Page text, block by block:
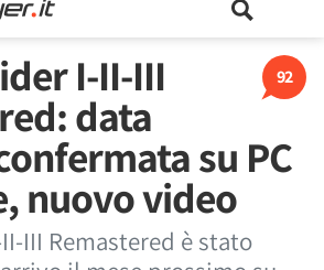
92
I-II-III
data
su PC
nuovo video
III Remastered è stato